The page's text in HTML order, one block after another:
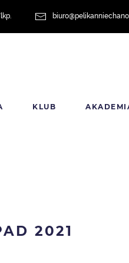
KLUB
2021